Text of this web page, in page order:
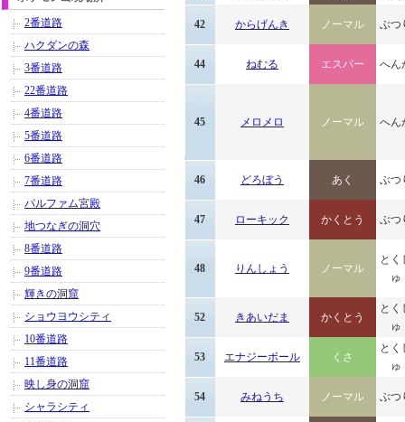
42 からげんき ノーマル ぶつ
44 ねむる エスパー へん
45 メロメロ ノーマル へん
46 どろぼう あく ぶつ
47 ローキック かくとう ぶつ
48 りんしょう ノーマル
とく
ゅ
52 きあいだま かくとう
とく
ゅ
53 エナジーボール くさ
とく
ゅ
54 みねうち ノーマル ぶつ
2番道路
ハクダンの森
3番道路
22番道路
4番道路
5番道路
6番道路
7番道路
パルファム宮殿
地つなぎの洞穴
8番道路
9番道路
輝きの洞窟
ショウヨウシティ
10番道路
11番道路
映し身の洞窟
シャラシティ